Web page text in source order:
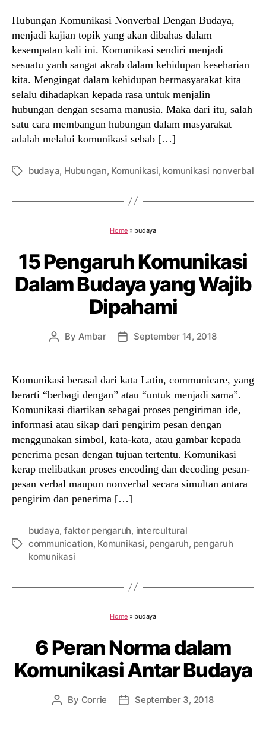
Hubungan Komunikasi Nonverbal Dengan Budaya,
menjadi kajian topik yang akan dibahas dalam
kesempatan kali ini. Komunikasi sendiri menjadi
sesuatu yanh sangat akrab dalam kehidupan keseharian
kita. Mengingat dalam kehidupan bermasyarakat kita
selalu dihadapkan kepada rasa untuk menjalin
hubungan dengan sesama manusia. Maka dari itu, salah
satu cara membangun hubungan dalam masyarakat
adalah melalui komunikasi sebab […]
Tagsbudaya, Hubungan, Komunikasi, komunikasi nonverbal
Home » budaya
15 Pengaruh Komunikasi
Dalam Budaya yang Wajib
Dipahami
Post
By Ambar
PostSeptember 14, 2018
Komunikasi berasal dari kata Latin, communicare, yang
berarti “berbagi dengan” atau “untuk menjadi sama”.
Komunikasi diartikan sebagai proses pengiriman ide,
informasi atau sikap dari pengirim pesan dengan
menggunakan simbol, kata-kata, atau gambar kepada
penerima pesan dengan tujuan tertentu. Komunikasi
kerap melibatkan proses encoding dan decoding pesan-
pesan verbal maupun nonverbal secara simultan antara
pengirim dan penerima […]
Tags
budaya, faktor pengaruh, intercultural
communication, Komunikasi, pengaruh, pengaruh
komunikasi
Home » budaya
6 Peran Norma dalam
Komunikasi Antar Budaya
Post
By Corrie
PostSeptember 3, 2018